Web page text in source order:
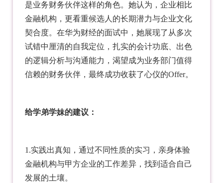
是业务财务伙伴这样的角色。她认为，企业相比
金融机构，更看重候选人的长期潜力与企业文化
契合度。在华为财经的面试中，她展现了从多次
试错中厘清的自我定位，扎实的会计功底、出色
的逻辑分析与沟通能力，渴望成为业务部门值得
信赖的财务伙伴，最终成功收获了心仪的Offer。
给学弟学妹的建议：
1.实践出真知，通过不同性质的实习，亲身体验
金融机构与甲方企业的工作差异，找到适合自己
发展的土壤。